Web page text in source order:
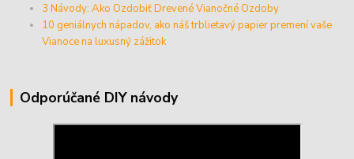
3 Návody: Ako Ozdobiť Drevené Vianočné Ozdoby
10 geniálnych nápadov, ako náš trblietavý papier premení vaše
Vianoce na luxusný zážitok
Odporúčané DIY návody